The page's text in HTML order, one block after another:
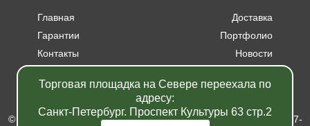
Главная
Доставка
Гарантии
Портфолио
Контакты
Новости
Акции
© Питомник растений "Фавн" - Санкт-Петербург - Москва 2007-
Торговая площадка на Севере переехала по
адресу:
Санкт-Петербург. Проспект Культуры 63 стр.2